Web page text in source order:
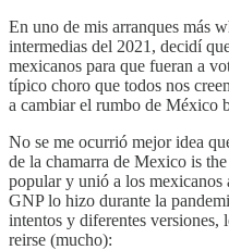
En uno de mis arranques más
intermedias del 2021, decidí
mexicanos para que fueran a
típico choro que todos nos
a cambiar el rumbo de México
No se me ocurrió mejor idea
de la chamarra de Mexico is
popular y unió a los
GNP lo hizo durante la
intentos y diferentes versiones,
reirse (mucho):